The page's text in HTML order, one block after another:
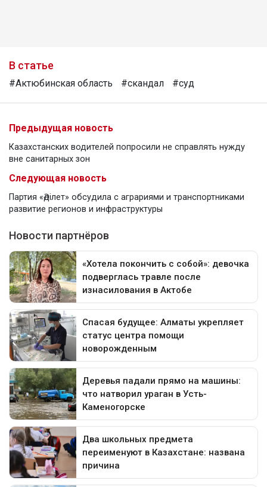
В статье
#Актюбинская область #скандал #суд
Предыдущая новость
Казахстанских водителей попросили не справлять нужду
вне санитарных зон
Следующая новость
Партия «Әділет» обсудила с аграриями и транспортниками
развитие регионов и инфраструктуры